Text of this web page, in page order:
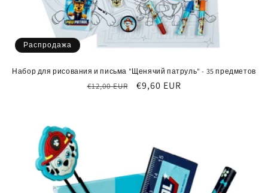
Распродажа
Набор для рисования и письма "Щенячий патруль" - 35 предметов
Обычная
€12,00 EUR
Цена
€9,60 EUR